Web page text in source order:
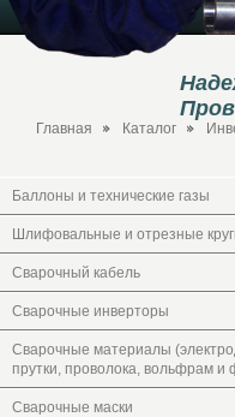
Главная Каталог
Баллоны и технические газы
Шлифовальные и отрезные
Сварочный кабель
Сварочные инверторы
Сварочные материалы
прутки, проволока, вольфрам
Сварочные маски